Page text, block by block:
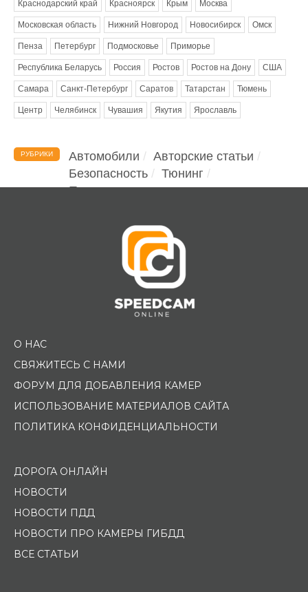
Краснодарский край Красноярск Крым Москва
Московская область Нижний Новгород Новосибирск Омск
Пенза Петербург Подмосковье Приморье
Республика Беларусь Россия Ростов Ростов на Дону США
Самара Санкт-Петербург Саратов Татарстан Тюмень
Центр Челябинск Чувашия Якутия Ярославль
РУБРИКИ Автомобили
Авторские статьи
Безопасность
Тюнинг
Помощь водителю
О НАС
СВЯЖИТЕСЬ С НАМИ
ФОРУМ ДЛЯ ДОБАВЛЕНИЯ КАМЕР
ИСПОЛЬЗОВАНИЕ МАТЕРИАЛОВ САЙТА
ПОЛИТИКА КОНФИДЕНЦИАЛЬНОСТИ
ДОРОГА ОНЛАЙН
НОВОСТИ
НОВОСТИ ПДД
НОВОСТИ ПРО КАМЕРЫ ГИБДД
ВСЕ СТАТЬИ